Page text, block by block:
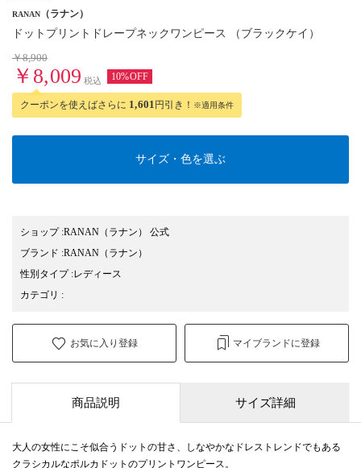
RANAN （ラナン）
ドットプリントドレープネックワンピース （ブラックケイ）
￥8,900
￥8,009 税込 10%OFF
クーポンを使えばさらに 1,601 円引き！ ※適用条件
サイズ・色を選ぶ
ショップ:RANAN（ラナン） 公式
ブランド :RANAN （ラナン）
性別タイプ:レディース
カテゴリ :
お気に入り登録 マイブランドに登録
商品説明 サイズ詳細
大人の女性にこそ似合うドットの甘さ、しなやかなドレストレンドでもある
クラシカルなポルカドットのプリントワンピース。